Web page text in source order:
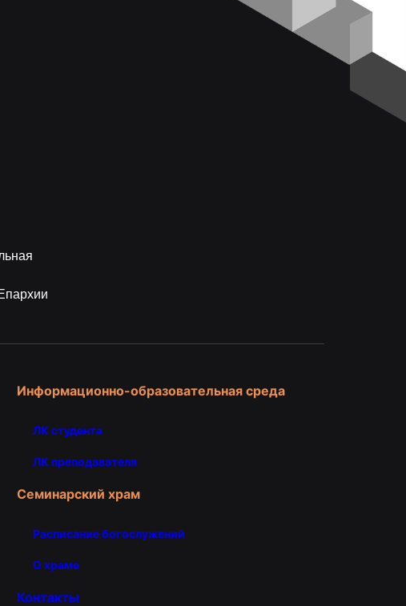
Информационно-образовательная среда
ЛК студента
ЛК преподавателя
Семинарский храм
Расписание богослужений
О храме
Контакты